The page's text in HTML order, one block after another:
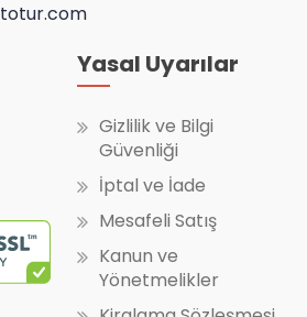
Yasal Uyarılar
Gizlilik ve Bilgi
Güvenliği
İptal ve İade
Mesafeli Satış
Kanun ve
Yönetmelikler